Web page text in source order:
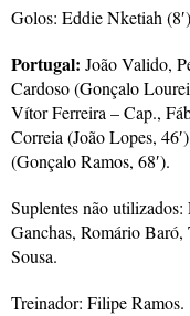
Golos: Eddie Nketiah
Portugal: João Valido,
Cardoso (Gonçalo
Vítor Ferreira – Cap.,
Correia (João Lopes,
(Gonçalo Ramos, 68′).
Suplentes não
Ganchas, Romário Baró,
Sousa.
Treinador: Filipe Ramos.